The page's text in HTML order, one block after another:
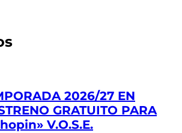
2026/27 EN
GRATUITO PARA
V.O.S.E.